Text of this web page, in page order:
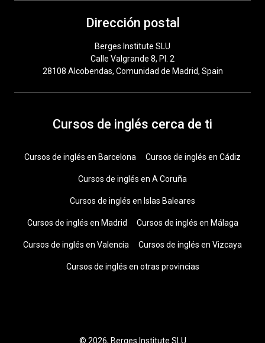
Dirección postal
Berges Institute SLU
Calle Valgrande 8, Pl. 2
28108 Alcobendas, Comunidad de Madrid, Spain
Cursos de inglés cerca de ti
Cursos de inglés en Barcelona Cursos de inglés en Cádiz
Cursos de inglés en A Coruña
Cursos de inglés en Islas Baleares
Cursos de inglés en Madrid Cursos de inglés en Málaga
Cursos de inglés en Valencia Cursos de inglés en Vizcaya
Cursos de inglés en otras provincias
© 2026, Berges Institute SLU